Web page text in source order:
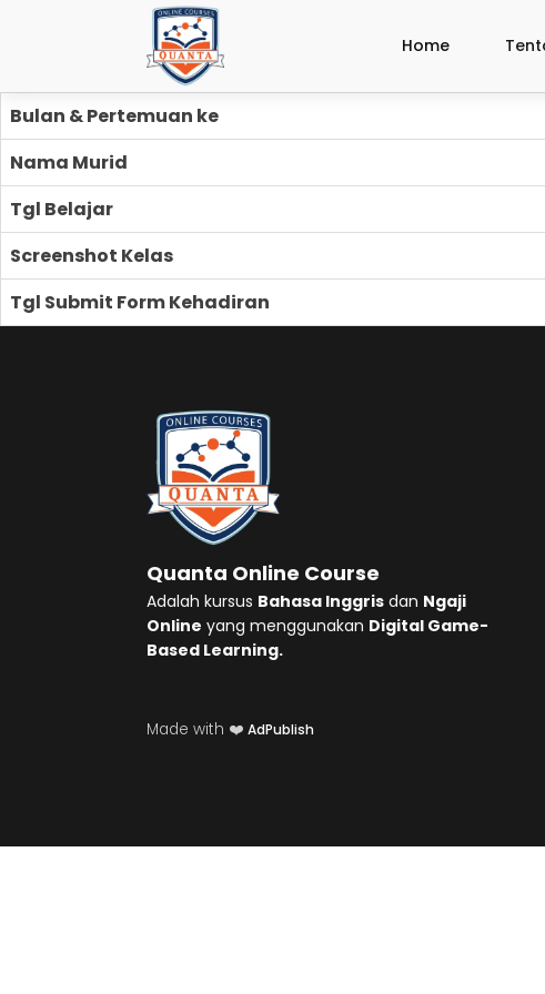
Home
Bulan & Pertemuan ke
Nama Murid
Tgl Belajar
Screenshot Kelas
Tgl Submit Form Kehadiran
Quanta Online Course
Adalah kursus Bahasa Inggris dan Ngaji
Online yang menggunakan Digital Game-
Based Learning.
Made with ❤️ AdPublish